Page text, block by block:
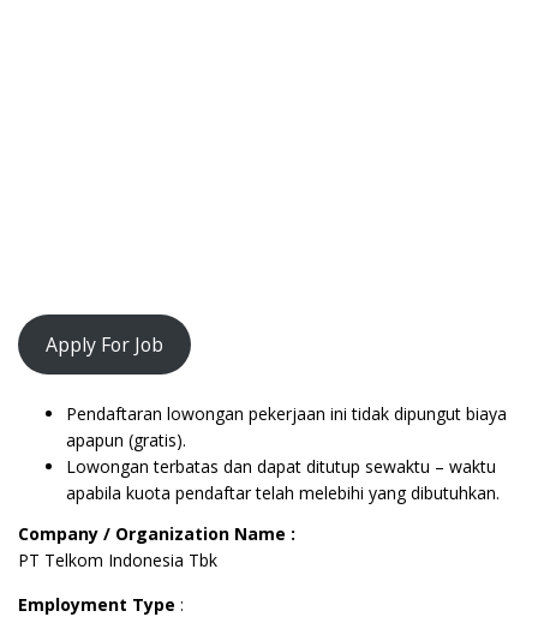
Apply For Job
Pendaftaran lowongan pekerjaan ini tidak dipungut biaya
apapun (gratis).
Lowongan terbatas dan dapat ditutup sewaktu – waktu
apabila kuota pendaftar telah melebihi yang dibutuhkan.
Company / Organization Name :
PT Telkom Indonesia Tbk
Employment Type :